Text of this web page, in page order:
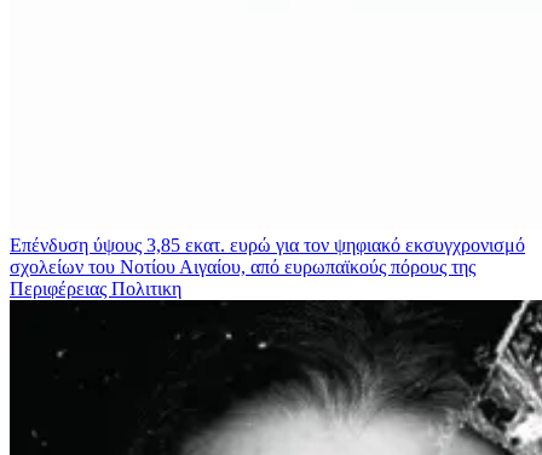
Επένδυση ύψους 3,85 εκατ. ευρώ για τον ψηφιακό εκσυγχρονισμό
σχολείων του Νοτίου Αιγαίου, από ευρωπαϊκούς πόρους της
Περιφέρειας Πολιτικη